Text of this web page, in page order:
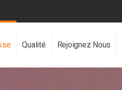
Qualité Rejoignez Nous